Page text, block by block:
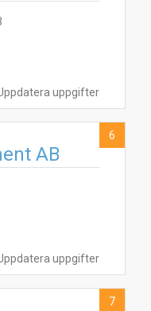
uppgifter
uppgifter
AB
6
7